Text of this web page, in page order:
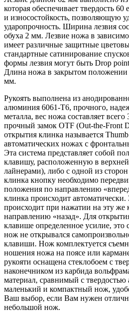
которая обеспечивает твердость
и износостойкость, позволяющую
ударопрочность. Ширина лезвия
обуха 2 мм. Лезвие ножа в
имеет различные защитные
стандартные сатинирование
формы лезвия могут быть Drop
Длина ножа в закрытом
мм.
Рукоять выполнена из
алюминия 6061-T6, прочного,
металла, вес ножа составляет
прочный замок OTF (Out-the-Front
открытия клинка называется
автоматических ножах с
Эта система представляет собой
клавишу, расположенную в
лайнерами), либо с одной из
клинка кнопку необходимо
положения по направлению
клинка происходит
происходит при нажатии на эту же
направлению «назад». Для
клавише определенное усилие, это
нож не открывался
клавиши. Нож комплектуется
ношения ножа на поясе или
рукояти оснащена стеклобоем с
наконечником из карбида
материал, сравнимый с
маленький и компактный нож,
Ваш выбор, если Вам нужен
небольшой нож.